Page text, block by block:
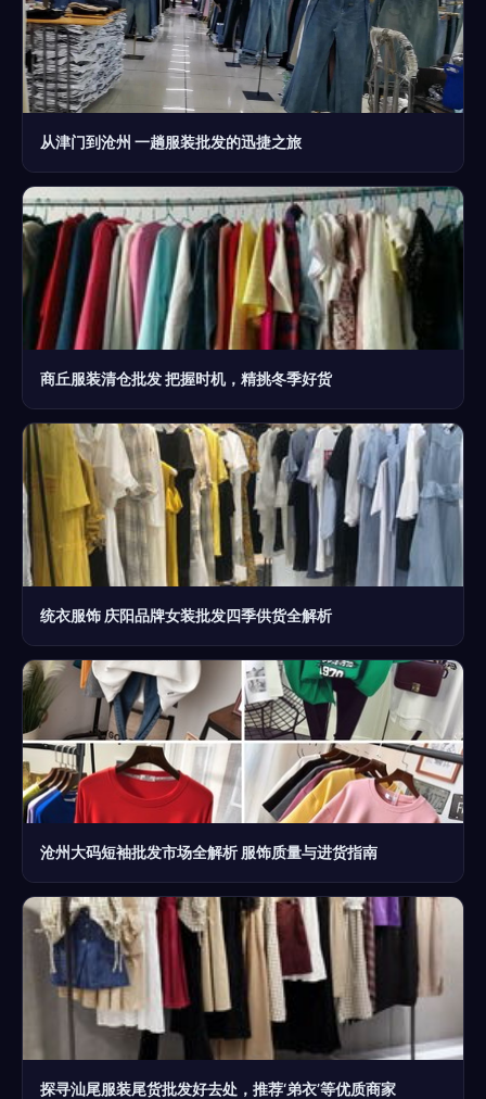
从津门到沧州 一趟服装批发的迅捷之旅
商丘服装清仓批发 把握时机，精挑冬季好货
统衣服饰 庆阳品牌女装批发四季供货全解析
沧州大码短袖批发市场全解析 服饰质量与进货指南
探寻汕尾服装尾货批发好去处，推荐‘弟衣’等优质商家